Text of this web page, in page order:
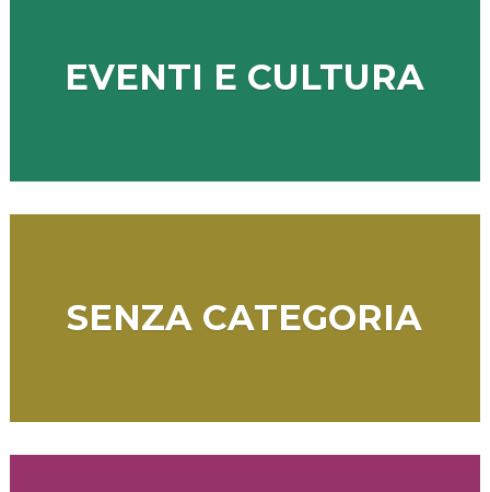
EVENTI E CULTURA
SENZA CATEGORIA